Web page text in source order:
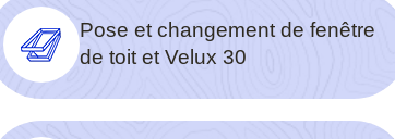
Pose et changement de fenêtre
de toit et Velux 30